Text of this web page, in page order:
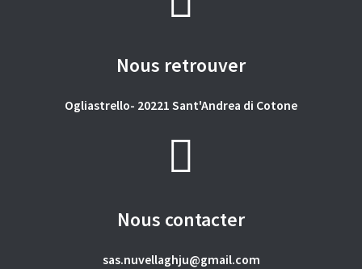
Nous retrouver
Ogliastrello- 20221 Sant'Andrea di Cotone
Nous contacter
sas.nuvellaghju@gmail.com